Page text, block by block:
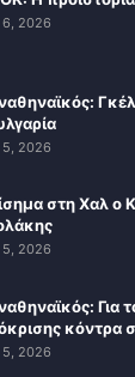
6, 2026
5, 2026
στη Χαλ ο
5, 2026
Για
κόντρα
5, 2026